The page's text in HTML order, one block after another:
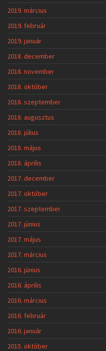
2019. március
2019. február
2019. január
2018. december
2018. november
2018. október
2018. szeptember
2018. augusztus
2018. július
2018. május
2018. április
2017. december
2017. október
2017. szeptember
2017. június
2017. május
2017. március
2016. június
2016. április
2016. március
2016. február
2016. január
2015. október